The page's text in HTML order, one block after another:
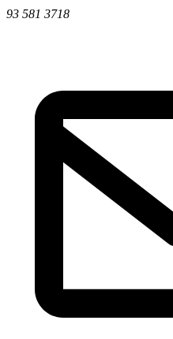
93 581 3718